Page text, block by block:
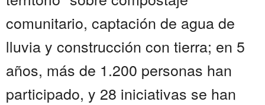
comunitario, captación de agua de
lluvia y construcción con tierra; en 5
años, más de 1.200 personas han
participado, y 28 iniciativas se han